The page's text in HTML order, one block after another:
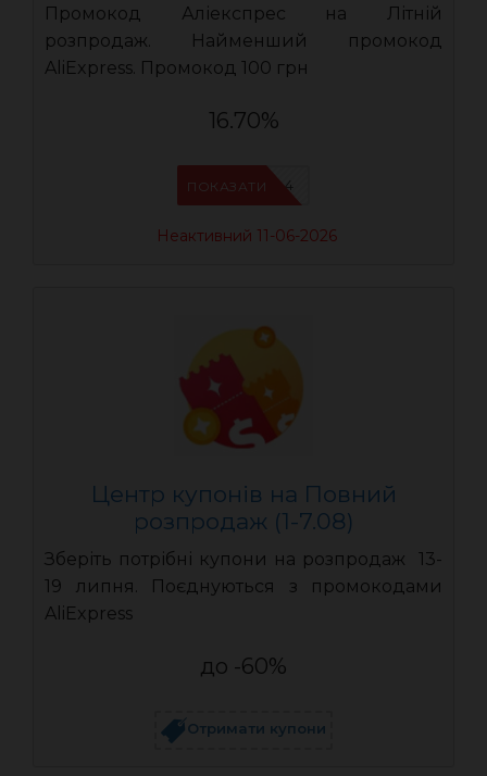
Промокод Аліекспрес на Літній
розпродаж. Найменший промокод
AliExpress. Промокод 100 грн
16.70%
AEUA4
ПОКАЗАТИ
Неактивний 11-06-2026
Центр купонів на Повний
розпродаж (1-7.08)
Зберіть потрібні купони на розпродаж 13-
19 липня. Поєднуються з промокодами
AliExpress
до -60%
Отримати купони